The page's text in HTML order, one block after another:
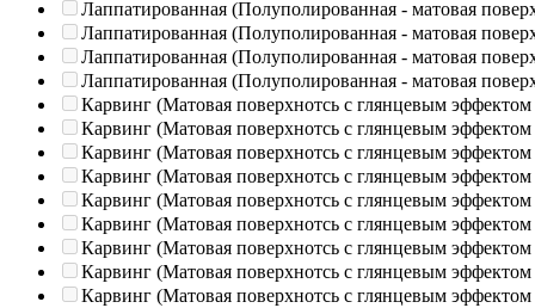
Лаппатированная (Полуполированная - матовая
Лаппатированная (Полуполированная - матовая
Лаппатированная (Полуполированная - матовая
Лаппатированная (Полуполированная - матовая
Карвинг (Матовая поверхнотсь с глянцевым эффектом
Карвинг (Матовая поверхнотсь с глянцевым эффектом
Карвинг (Матовая поверхнотсь с глянцевым эффектом
Карвинг (Матовая поверхнотсь с глянцевым эффектом
Карвинг (Матовая поверхнотсь с глянцевым эффектом
Карвинг (Матовая поверхнотсь с глянцевым эффектом
Карвинг (Матовая поверхнотсь с глянцевым эффектом
Карвинг (Матовая поверхнотсь с глянцевым эффектом
Карвинг (Матовая поверхнотсь с глянцевым эффектом